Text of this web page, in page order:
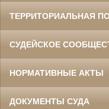
ТЕРРИТОРИАЛЬНАЯ
СУДЕЙСКОЕ
НОРМАТИВНЫЕ АКТЫ
ДОКУМЕНТЫ СУДА